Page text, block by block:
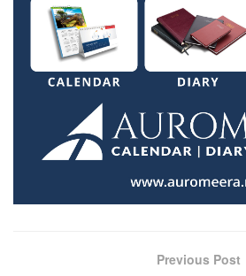
Previous Post